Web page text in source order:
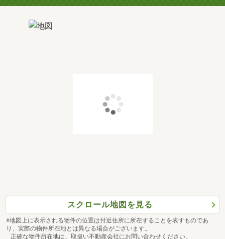
スクロール地図を見る
※地図上に表示される物件の位置は付近住所に所在することを表すものであ
り、実際の物件所在地とは異なる場合がございます。
正確な物件所在地は、取扱い不動産会社にお問い合わせください。